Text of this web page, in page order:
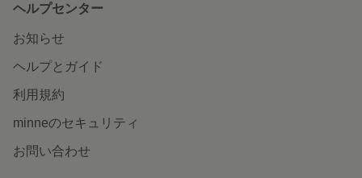
ヘルプセンター
お知らせ
ヘルプとガイド
利用規約
minneのセキュリティ
お問い合わせ